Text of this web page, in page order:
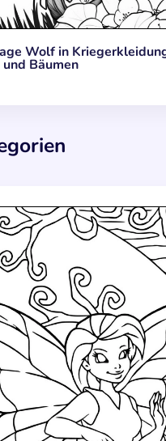
Wolf in
Bäumen